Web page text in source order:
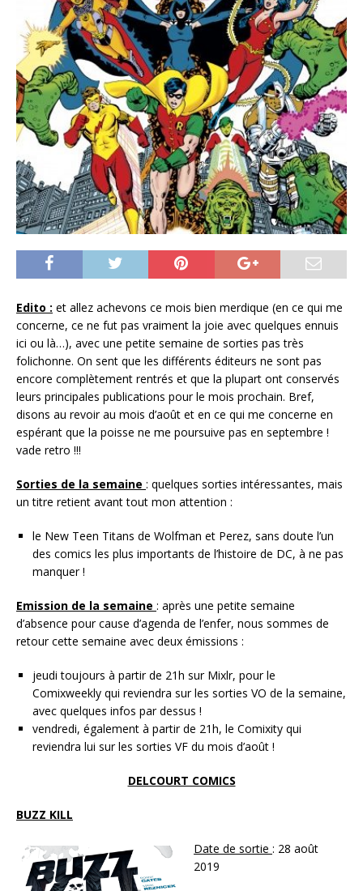
Edito : et allez achevons ce mois bien merdique (en ce qui me
concerne, ce ne fut pas vraiment la joie avec quelques ennuis
ici ou là…), avec une petite semaine de sorties pas très
folichonne. On sent que les différents éditeurs ne sont pas
encore complètement rentrés et que la plupart ont conservés
leurs principales publications pour le mois prochain. Bref,
disons au revoir au mois d’août et en ce qui me concerne en
espérant que la poisse ne me poursuive pas en septembre !
vade retro !!!
Sorties de la semaine : quelques sorties intéressantes, mais
un titre retient avant tout mon attention :
le New Teen Titans de Wolfman et Perez, sans doute l’un
des comics les plus importants de l’histoire de DC, à ne pas
manquer !
Emission de la semaine : après une petite semaine
d’absence pour cause d’agenda de l’enfer, nous sommes de
retour cette semaine avec deux émissions :
jeudi toujours à partir de 21h sur Mixlr, pour le
Comixweekly qui reviendra sur les sorties VO de la semaine,
avec quelques infos par dessus !
vendredi, également à partir de 21h, le Comixity qui
reviendra lui sur les sorties VF du mois d’août !
DELCOURT COMICS
BUZZ KILL
Date de sortie : 28 août
2019